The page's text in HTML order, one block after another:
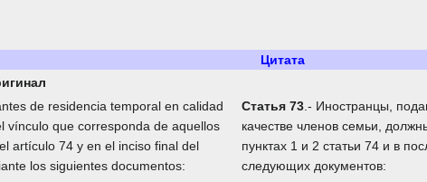
Цитата
de residencia temporal en calidad
vínculo que corresponda de aquellos
artículo 74 y en el inciso final del
los siguientes documentos:
Статья 73 .- Иностранцы,
качестве членов семьи,
пунктах 1 и 2 статьи 74 и в
следующих документов: